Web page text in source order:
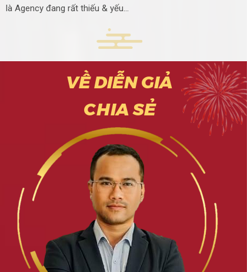
là Agency đang rất thiếu & yếu...
VỀ DIỄN GIẢ
CHIA SẺ